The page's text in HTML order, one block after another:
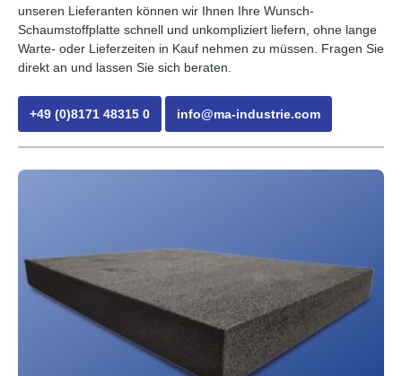
unseren Lieferanten können wir Ihnen Ihre Wunsch-
Schaumstoffplatte schnell und unkompliziert liefern, ohne lange
Warte- oder Lieferzeiten in Kauf nehmen zu müssen. Fragen Sie
direkt an und lassen Sie sich beraten.
+49 (0)8171 48315 0 info@ma-industrie.com